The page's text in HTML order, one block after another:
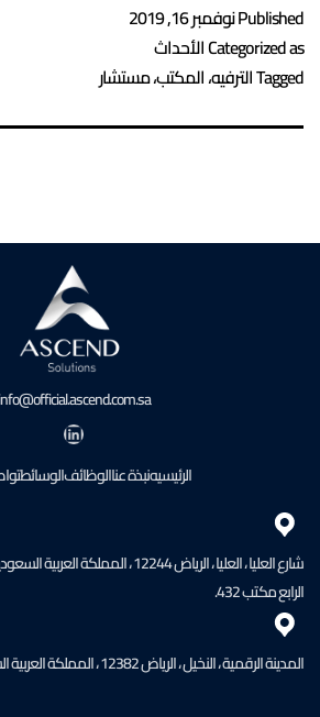
Publishedنوفمبر 16, 2019
Categorized asالأحداث
Taggedالترفيه،المكتب،مستشار
المقالات
info@official.ascend.com.sa
لينكد إن
الرئيسيهنبذة عناالوظائفالوسائط
شارع العليا ، العليا ، الرياض 12244 ،
الرابع مكتب 432.
المدينة الرقمية ، النخيل ، الرياض 12382 ، المملكة العربية السعودية. بناء WH14.